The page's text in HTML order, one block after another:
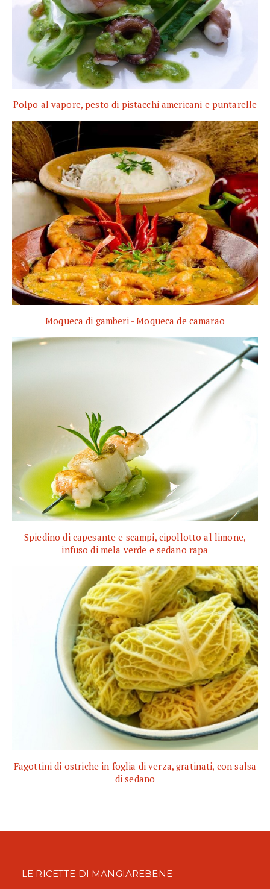
Polpo al vapore, pesto di pistacchi americani e puntarelle
Moqueca di gamberi - Moqueca de camarao
Spiedino di capesante e scampi, cipollotto al limone,
infuso di mela verde e sedano rapa
Fagottini di ostriche in foglia di verza, gratinati, con salsa
di sedano
LE RICETTE DI MANGIAREBENE